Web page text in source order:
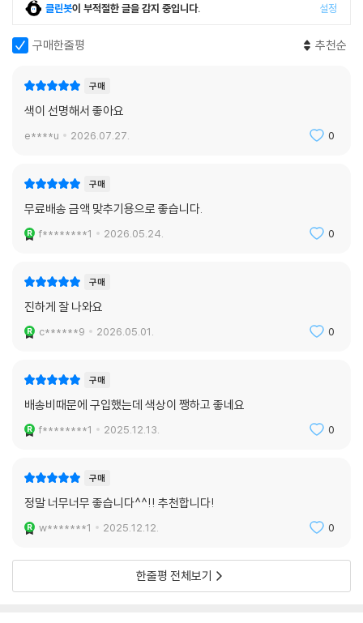
클린봇이 부적절한 글을 감지 중입니다. 설정
구매한줄평 추천순
구매
색이 선명해서 좋아요
e****u 2026.07.27. 0
구매
무료배송 금액 맞추기용으로 좋습니다.
f********1 2026.05.24. 0
구매
진하게 잘 나와요
c******9 2026.05.01. 0
구매
배송비때문에 구입했는데 색상이 쨍하고 좋네요
f********1 2025.12.13. 0
구매
정말 너무너무 좋습니다^^!! 추천합니다!
w*******1 2025.12.12. 0
한줄평 전체보기